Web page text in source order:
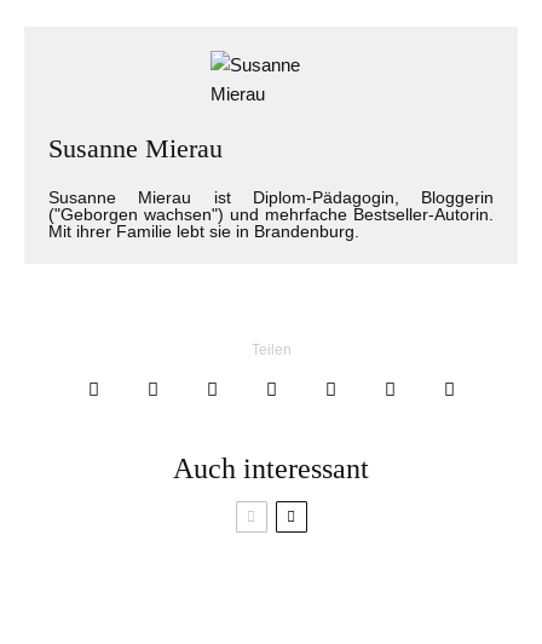
Susanne Mierau
Susanne Mierau ist Diplom-Pädagogin, Bloggerin
("Geborgen wachsen") und mehrfache Bestseller-Autorin.
Mit ihrer Familie lebt sie in Brandenburg.
Teilen
Auch interessant